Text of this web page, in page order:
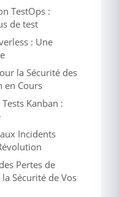
TestOps :
de test
: Une
la Sécurité des
en Cours
Kanban :
Incidents
Pertes de
Sécurité de Vos